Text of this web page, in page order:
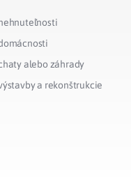
alebo záhrady
a rekonštrukcie